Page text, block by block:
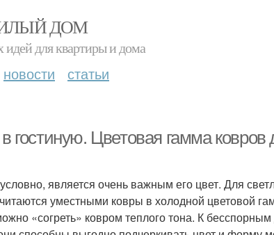
ДОМ
идей для квартиры и дома
новости статьи
в гостиную. Цветовая гамма
является очень важным его цвет. Для
уместными ковры в холодной цветовой
«согреть» ковром теплого тона. К